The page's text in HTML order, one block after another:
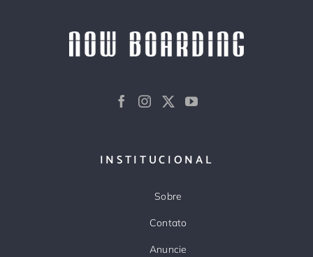
INSTITUCIONAL
Sobre
Contato
Anuncie